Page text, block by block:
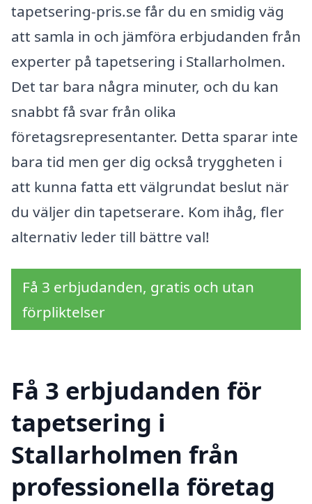
tapetsering-pris.se får du en smidig väg
att samla in och jämföra erbjudanden från
experter på tapetsering i Stallarholmen.
Det tar bara några minuter, och du kan
snabbt få svar från olika
företagsrepresentanter. Detta sparar inte
bara tid men ger dig också tryggheten i
att kunna fatta ett välgrundat beslut när
du väljer din tapetserare. Kom ihåg, fler
alternativ leder till bättre val!
Få 3 erbjudanden, gratis och utan
förpliktelser
Få 3 erbjudanden för
tapetsering i
Stallarholmen från
professionella företag